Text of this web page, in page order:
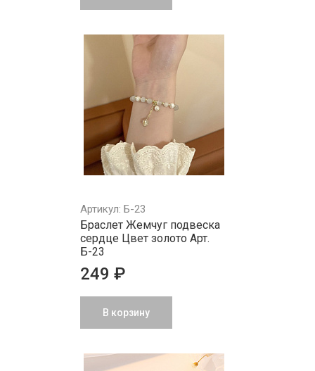
Артикул: Б-23
Браслет Жемчуг подвеска
сердце Цвет золото Арт.
Б-23
249 ₽
В корзину